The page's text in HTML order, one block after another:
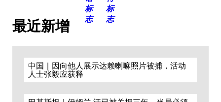
最近新增
中国｜因向他人展示达赖喇嘛照片被捕，活动
人士张毅应获释